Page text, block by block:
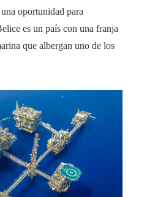
oportunidad para
es un país con una franja
que albergan uno de los